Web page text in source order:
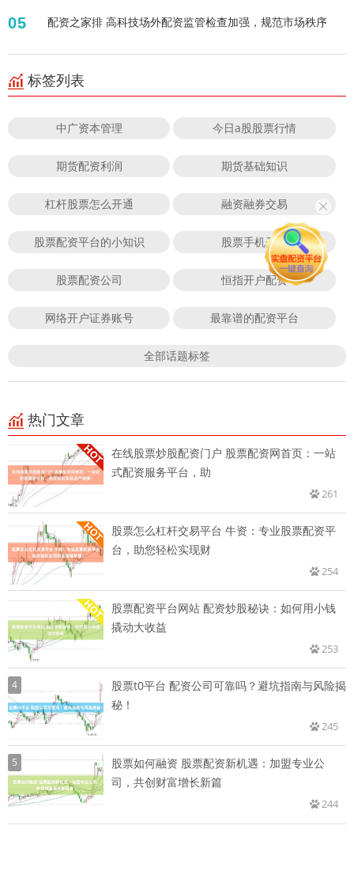
05 配资之家排 高科技场外配资监管检查加强，规范市场秩序
标签列表
中广资本管理 今日a股股票行情
期货配资利润 期货基础知识
杠杆股票怎么开通 融资融券交易
股票配资平台的小知识 股票手机开户
股票配资公司 恒指开户配资
网络开户证券账号 最靠谱的配资平台
全部话题标签
热门文章
在线股票炒股配资门户 股票配资网首页：一站
式配资服务平台，助
261
股票怎么杠杆交易平台 牛资：专业股票配资平
台，助您轻松实现财
254
股票配资平台网站 配资炒股秘诀：如何用小钱
撬动大收益
253
4
股票t0平台 配资公司可靠吗？避坑指南与风险揭
秘！
245
5
股票如何融资 股票配资新机遇：加盟专业公
司，共创财富增长新篇
244